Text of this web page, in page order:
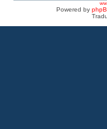
Powered by